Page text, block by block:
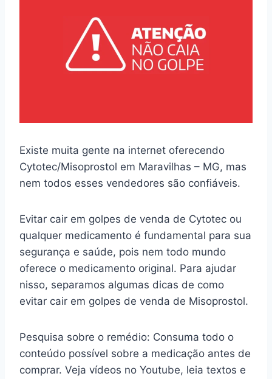
Existe muita gente na internet oferecendo
Cytotec/Misoprostol em Maravilhas – MG, mas
nem todos esses vendedores são confiáveis.
Evitar cair em golpes de venda de Cytotec ou
qualquer medicamento é fundamental para sua
segurança e saúde, pois nem todo mundo
oferece o medicamento original. Para ajudar
nisso, separamos algumas dicas de como
evitar cair em golpes de venda de Misoprostol.
Pesquisa sobre o remédio: Consuma todo o
conteúdo possível sobre a medicação antes de
comprar. Veja vídeos no Youtube, leia textos e